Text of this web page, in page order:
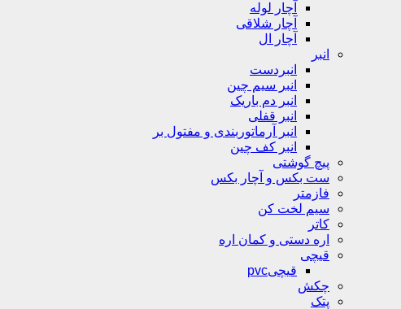
آچار لوله
آچار شلاقی
آچار ال
انبر
انبردست
انبر سیم چین
انبر دم باریک
انبر قفلی
انبر آرماتوربندی و مفتول بر
انبر کف چین
پیچ گوشتی
ست بکس و آچار بکس
فازمتر
سیم لخت کن
کاتر
اره دستی و کمان اره
قیچی
قیچیpvc
چکش
پتک